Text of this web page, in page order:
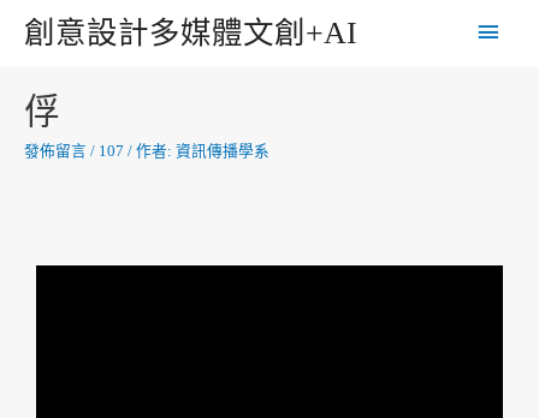
創意設計多媒體文創+AI
俘
發佈留言 / 107 / 作者: 資訊傳播學系